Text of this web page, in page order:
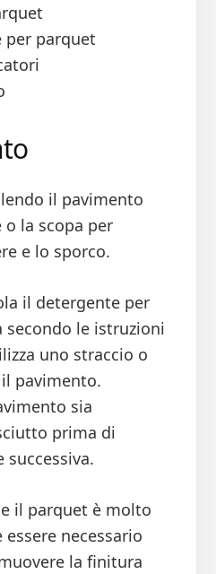
per parquet
il pavimento
o la scopa per
e lo sporco.
il detergente per
secondo le istruzioni
uno straccio o
pavimento.
sia
prima di
successiva.
il parquet è molto
necessario
la finitura